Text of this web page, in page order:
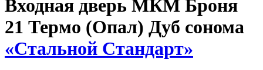
Входная дверь МКМ Броня
21 Термо (Опал) Дуб сонома
«Стальной Стандарт»